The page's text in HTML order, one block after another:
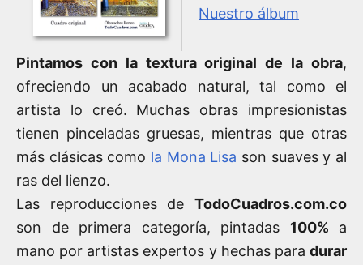
Nuestro álbum
Pintamos con la textura original de la obra,
ofreciendo un acabado natural, tal como el
artista lo creó. Muchas obras impresionistas
tienen pinceladas gruesas, mientras que otras
más clásicas como la Mona Lisa son suaves y al
ras del lienzo.
Las reproducciones de TodoCuadros.com.co
son de primera categoría, pintadas 100% a
mano por artistas expertos y hechas para durar